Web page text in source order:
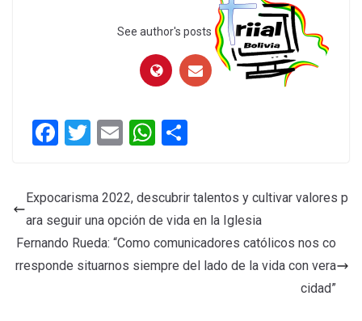
See author's posts
F
ce
b
o
o
T
tt
er
E
ail
W
at
s
A
p
m
p
ar
tir
Expocarisma 2022, descubrir talentos y cultivar valores p
ara seguir una opción de vida en la Iglesia
Fernando Rueda: “Como comunicadores católicos nos co
rresponde situarnos siempre del lado de la vida con vera
cidad”